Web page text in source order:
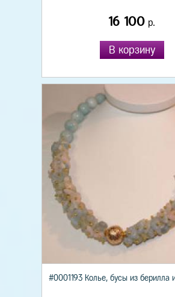
16 100 р.
В корзину
#0001193 Колье, бусы из берилла